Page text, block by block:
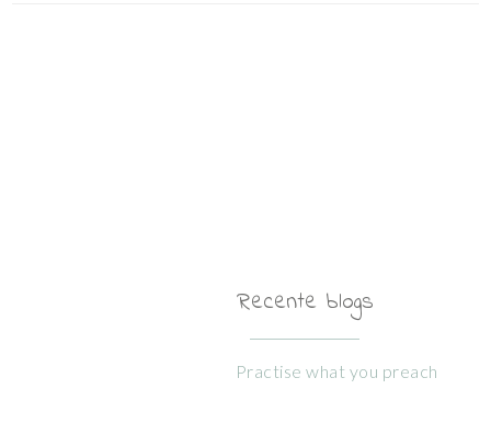
Recente blogs
Practise what you preach